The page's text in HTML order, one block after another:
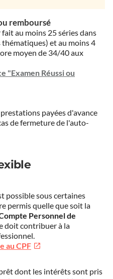
remboursé
au moins 25 séries dans
thématiques) et au moins 4
moyen de 34/40 aux
"Examen Réussi ou
payées d'avance
de fermeture de l'auto-
possible sous certaines
permis quelle que soit la
Personnel de
doit contribuer à la
au CPF
dont les intérêts sont pris